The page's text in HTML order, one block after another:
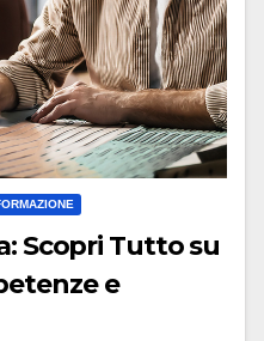
Scopri Tutto su
e